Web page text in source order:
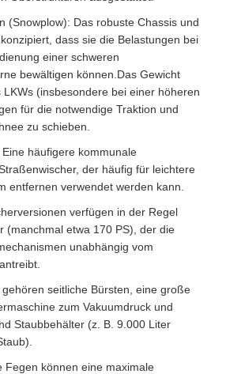
(Snowplow): Das robuste Chassis und
dass sie die Belastungen bei
einer schweren
bewältigen können.Das Gewicht
(insbesondere bei einer höheren
für die notwendige Traktion und
zu schieben.
häufigere kommunale
der häufig für leichtere
entfernen verwendet werden kann.
verfügen in der Regel
(manchmal etwa 170 PS), der die
unabhängig vom
seitliche Bürsten, eine große
zum Vakuumdruck und
Staubbehälter (z. B. 9.000 Liter
Fegen können eine maximale